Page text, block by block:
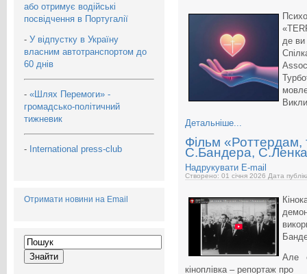
або отримує водійські
посвідчення в Португалії
- У відпустку в Україну
власним автотранспортом до
60 днів
- «Шлях Перемоги» -
громадсько-політичний
тижневик
- International press-club
Отримати новини на Email
де ви
Детальніше...
Фільм «Роттердам,
С.Бандера,
Надрукувати E-mail
Створено: 01 січня 2026 Дата
Але
кіноплівка – репортаж про